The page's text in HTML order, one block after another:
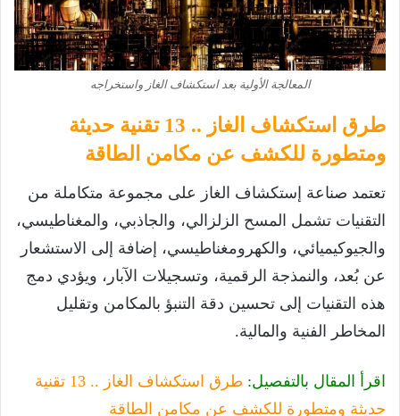
المعالجة الأولية بعد استكشاف الغاز واستخراجه
طرق استكشاف الغاز .. 13 تقنية حديثة
ومتطورة للكشف عن مكامن الطاقة
تعتمد صناعة إستكشاف الغاز على مجموعة متكاملة من
التقنيات تشمل المسح الزلزالي، والجاذبي، والمغناطيسي،
والجيوكيميائي، والكهرومغناطيسي، إضافة إلى الاستشعار
عن بُعد، والنمذجة الرقمية، وتسجيلات الآبار، ويؤدي دمج
هذه التقنيات إلى تحسين دقة التنبؤ بالمكامن وتقليل
المخاطر الفنية والمالية.
اقرأ المقال بالتفصيل:
طرق استكشاف الغاز .. 13 تقنية
حديثة ومتطورة للكشف عن مكامن الطاقة